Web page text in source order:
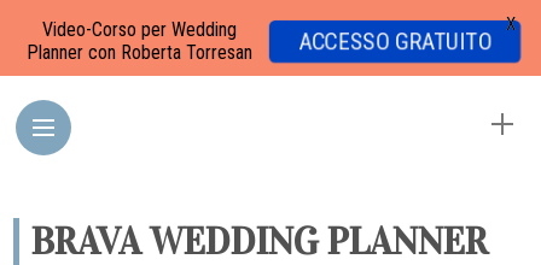
BRAVA WEDDING PLANNER
Video-Corso per Wedding
Planner con Roberta Torresan
ACCESSO GRATUITO
X